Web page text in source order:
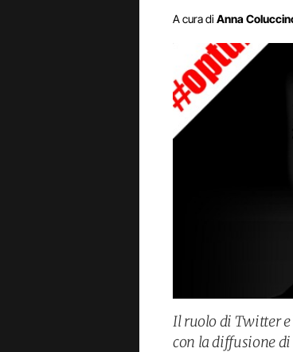
A cura di Anna
Il ruolo di Twitter
con la diffusione di